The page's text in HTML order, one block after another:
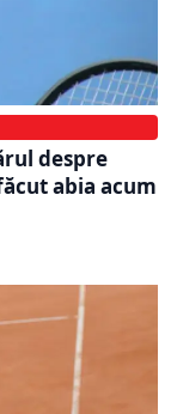
despre
abia acum